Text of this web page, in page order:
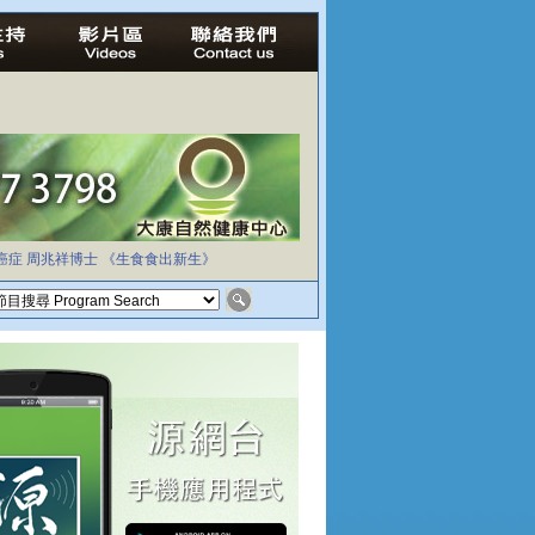
症 周兆祥博士 《生食食出新生》